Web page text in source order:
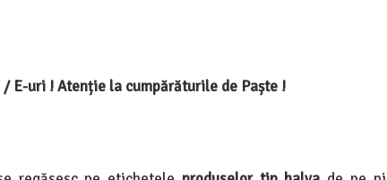
E-uri ! Atenție la cumpărăturile de Paște !